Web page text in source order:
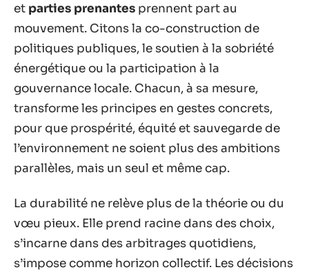
et parties prenantes prennent part au
mouvement. Citons la co-construction de
politiques publiques, le soutien à la sobriété
énergétique ou la participation à la
gouvernance locale. Chacun, à sa mesure,
transforme les principes en gestes concrets,
pour que prospérité, équité et sauvegarde de
l’environnement ne soient plus des ambitions
parallèles, mais un seul et même cap.
La durabilité ne relève plus de la théorie ou du
vœu pieux. Elle prend racine dans des choix,
s’incarne dans des arbitrages quotidiens,
s’impose comme horizon collectif. Les décisions